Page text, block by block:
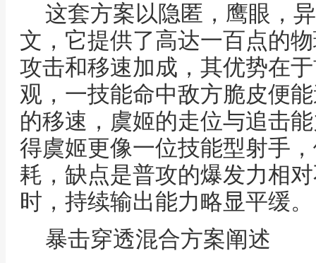
这套方案以隐匿，鹰眼，
文，它提供了高达一百点的
攻击和移速加成，其优势在
观，一技能命中敌方脆皮便
的移速，虞姬的走位与追击
得虞姬更像一位技能型射手
耗，缺点是普攻的爆发力相
时，持续输出能力略显平缓。
暴击穿透混合方案阐述